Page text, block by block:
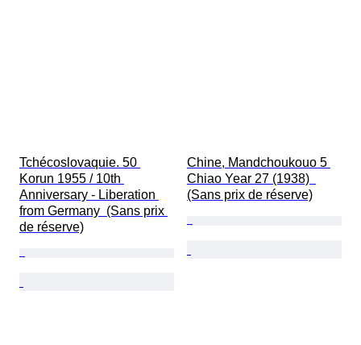
Tchécoslovaquie. 50
Korun 1955 / 10th
Anniversary - Liberation
from Germany  (Sans prix
de réserve)
Chine, Mandchoukouo 5
Chiao Year 27 (1938)
(Sans prix de réserve)